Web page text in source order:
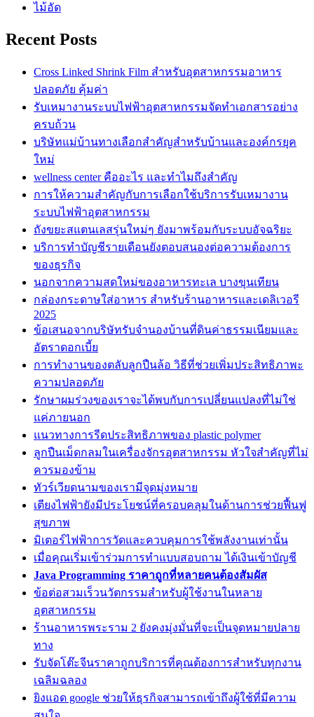
ไม้อัด
Recent Posts
Cross Linked Shrink Film สำหรับอุตสาหกรรมอาหาร
ปลอดภัย คุ้มค่า
รับเหมางานระบบไฟฟ้าอุตสาหกรรมจัดทำเอกสารอย่าง
ครบถ้วน
บริษัทแม่บ้านทางเลือกสำคัญสำหรับบ้านและองค์กรยุค
ใหม่
wellness center คืออะไร และทำไมถึงสำคัญ
การให้ความสำคัญกับการเลือกใช้บริการรับเหมางาน
ระบบไฟฟ้าอุตสาหกรรม
ถังขยะสแตนเลสรุ่นใหม่ๆ ยังมาพร้อมกับระบบอัจฉริยะ
บริการทำบัญชีรายเดือนยังตอบสนองต่อความต้องการ
ของธุรกิจ
นอกจากความสดใหม่ของอาหารทะเล บางขุนเทียน
กล่องกระดาษใส่อาหาร สำหรับร้านอาหารและเดลิเวอรี
2025
ข้อเสนอจากบริษัทรับจำนองบ้านที่ดินค่าธรรมเนียมและ
อัตราดอกเบี้ย
การทำงานของตลับลูกปืนล้อ วิธีที่ช่วยเพิ่มประสิทธิภาพะ
ความปลอดภัย
รักษาผมร่วงของเราจะได้พบกับการเปลี่ยนแปลงที่ไม่ใช่
แค่ภายนอก
แนวทางการรีดประสิทธิภาพของ plastic polymer
ลูกปืนเม็ดกลมในเครื่องจักรอุตสาหกรรม หัวใจสำคัญที่ไม่
ควรมองข้าม
ทัวร์เวียดนามของเรามีจุดมุ่งหมาย
เตียงไฟฟ้ายังมีประโยชน์ที่ครอบคลุมในด้านการช่วยฟื้นฟู
สุขภาพ
มิเตอร์ไฟฟ้าการวัดและควบคุมการใช้พลังงานเท่านั้น
เมื่อคุณเริ่มเข้าร่วมการทำแบบสอบถาม ได้เงินเข้าบัญชี
Java Programming ราคาถูกที่หลายคนต้องสัมผัส
ข้อต่อสวมเร็วนวัตกรรมสำหรับผู้ใช้งานในหลาย
อุตสาหกรรม
ร้านอาหารพระราม 2 ยังคงมุ่งมั่นที่จะเป็นจุดหมายปลาย
ทาง
รับจัดโต๊ะจีนราคาถูกบริการที่คุณต้องการสำหรับทุกงาน
เฉลิมฉลอง
ยิงแอด google ช่วยให้ธุรกิจสามารถเข้าถึงผู้ใช้ที่มีความ